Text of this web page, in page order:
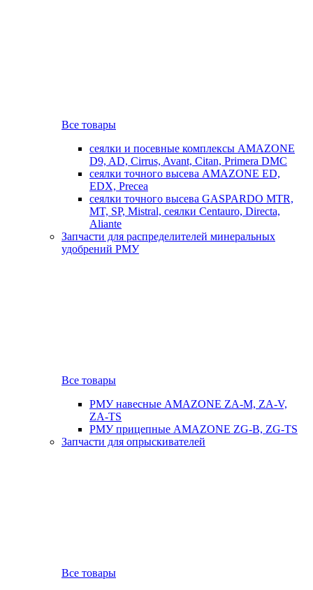
Все товары
сеялки и посевные комплексы AMAZONE
D9, AD, Cirrus, Avant, Citan, Primera DMC
сеялки точного высева AMAZONE ED,
EDX, Precea
сеялки точного высева GASPARDO MTR,
MT, SP, Mistral, сеялки Centauro, Directa,
Aliante
Запчасти для распределителей минеральных
удобрений РМУ
Все товары
РМУ навесные AMAZONE ZA-M, ZA-V,
ZA-TS
РМУ прицепные AMAZONE ZG-B, ZG-TS
Запчасти для опрыскивателей
Все товары